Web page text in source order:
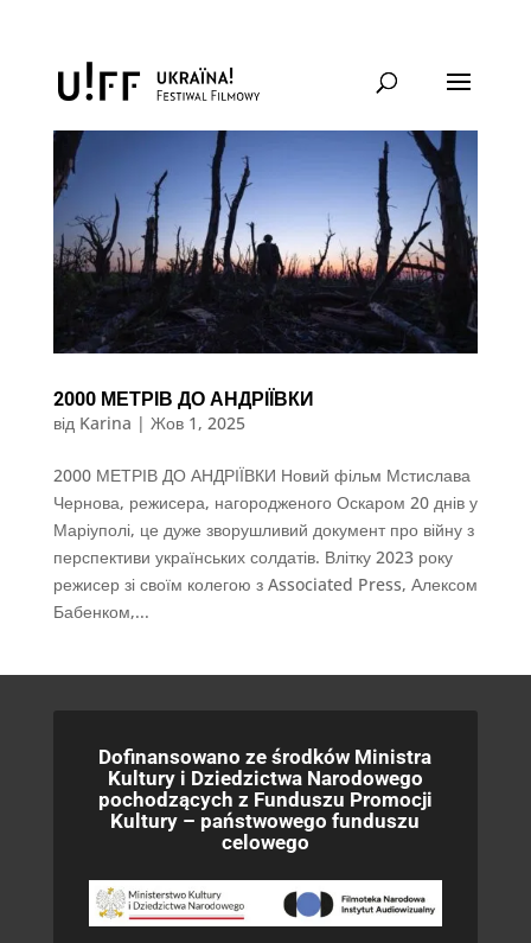
2000 МЕТРІВ ДО АНДРІЇВКИ
від Karina | Жов 1, 2025
2000 МЕТРІВ ДО АНДРІЇВКИ Новий фільм Мстислава
Чернова, режисера, нагородженого Оскаром 20 днів у
Маріуполі, це дуже зворушливий документ про війну з
перспективи українських солдатів. Влітку 2023 року
режисер зі своїм колегою з Associated Press, Алексом
Бабенком,...
Dofinansowano ze środków Ministra
Kultury i Dziedzictwa Narodowego
pochodzących z Funduszu Promocji
Kultury – państwowego funduszu
celowego